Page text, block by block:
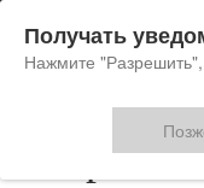
Получать
Нажмите